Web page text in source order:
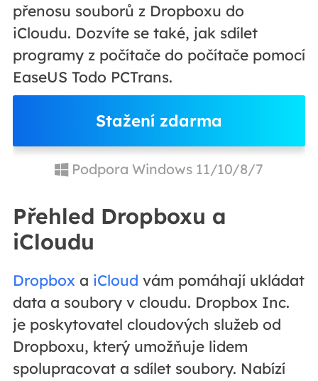
přenosu souborů z Dropboxu do
iCloudu. Dozvíte se také, jak sdílet
programy z počítače do počítače pomocí
EaseUS Todo PCTrans.
Stažení zdarma
Podpora Windows 11/10/8/7
Přehled Dropboxu a
iCloudu
Dropboxa iCloud vám pomáhají ukládat
data a soubory v cloudu. Dropbox Inc.
je poskytovatel cloudových služeb od
Dropboxu, který umožňuje lidem
spolupracovat a sdílet soubory. Nabízí